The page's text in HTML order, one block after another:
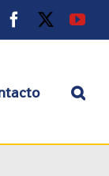
Facebook